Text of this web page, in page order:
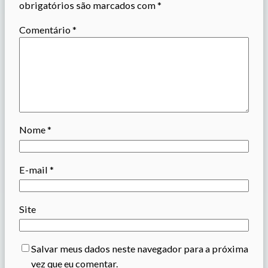
obrigatórios são marcados com*
Comentário*
Nome*
E-mail *
Site
Salvar meus dados neste navegador para a próxima
vez que eu comentar.